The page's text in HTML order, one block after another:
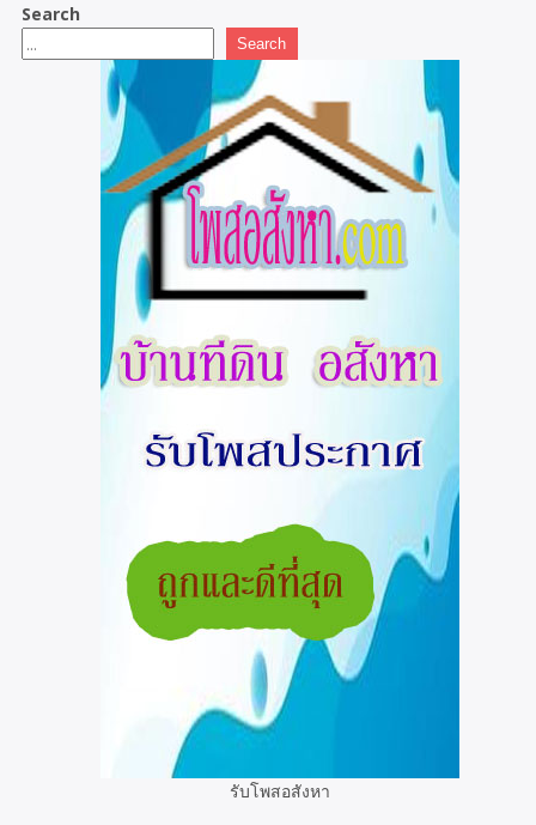
Search
Search
รับโพสอสังหา